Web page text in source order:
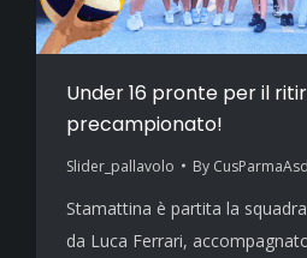
Under 16 pronte per il
precampionato!
Slider_pallavolo By CusParmaAsd_
Stamattina è partita la
da Luca Ferrari,